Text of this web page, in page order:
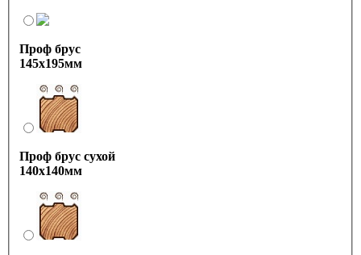
Проф брус
145х195мм
Проф брус сухой
140х140мм